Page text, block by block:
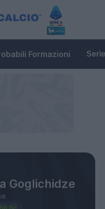
Formazioni
Goglichidze